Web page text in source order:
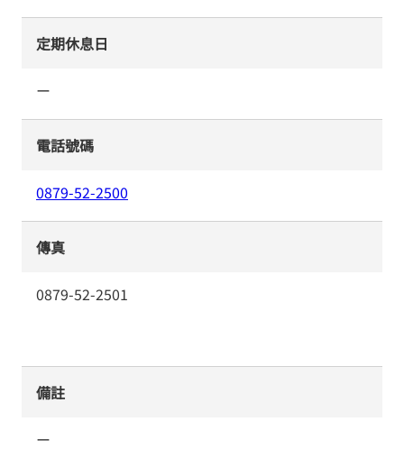
定期休息日
ー
電話號碼
0879-52-2500
傳真
0879-52-2501
備註
ー